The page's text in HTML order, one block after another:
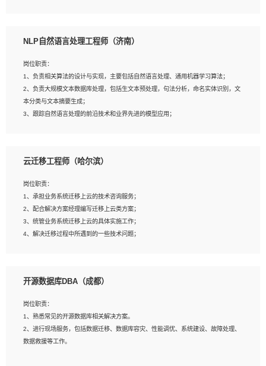
验的更佳；
3、熟悉数据库开发，熟悉Mysql、Oracle、MongoDb数据库应用开发其中一种；
4、熟悉Python Wed框架（Django/Flask...）代码能力优秀，熟悉编码规范和具备
良好的文档编写能力）；
5、沟通表达能力强，具备团队协作能力。
NLP自然语言处理工程师（济南）
岗位职责：
1、负责相关算法的设计与实现，主要包括自然语言处理、通用机器学习算法；
2、负责大规模文本数据库处理，包括生文本预处理，句法分析，命名实体识别，文
本分类与文本摘要生成；
3、跟踪自然语言处理的前沿技术和业界先进的模型应用；
岗位要求：
2、熟悉tensorflow，keras，pytorch等常规深度学习框架，快速根据客户需求实现
有效的模型；
3、熟悉掌握至少一种编程语言，如：Python，Java；
4、 熟悉NLP相关算法与实现；
5、至少有一次及以上问答系统的项目实践，熟悉问答系统全流程开发者优先；
云迁移工程师（哈尔滨）
岗位职责：
1、承担业务系统迁移上云的技术咨询服务；
2、配合解决方案经理编写迁移上云类方案；
3、统管业务系统迁移上云的具体实施工作；
4、解决迁移过程中所遇到的一些技术问题；
1、专科及以上学历，三年以上工作经验，计算机等相关专业；
3、熟悉常见操作系统、存储、网络、 IO 等相关原理；
4、具有迁移工具实操经验，具备P2V、V2V迁移能力；
5、熟练华为、VMware虚拟化、云计算及云存储技术；
6、熟悉主流数据库、应用服务器、中间件部署架构和运维方法；
开源数据库DBA（成都）
岗位职责：
1、熟悉常见的开源数据库相关解决方案。
2、进行现场服务，包括数据迁移、数据库容灾、性能调优、系统建设、故障处理、
数据救援等工作。